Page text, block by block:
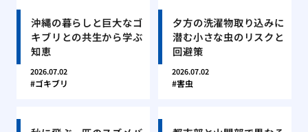
沖縄の暮らしと巨大なゴ
キブリとの共生から学ぶ
知恵
2026.07.02
ゴキブリ
夕方の洗濯物取り込みに
潜む小さな虫のリスクと
回避策
2026.07.02
害虫